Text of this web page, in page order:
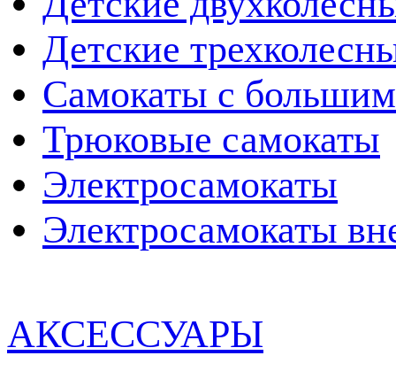
Детские
Самокаты с
Трюковые самокаты
Электросамокаты
Электросамокаты
АКСЕССУАРЫ